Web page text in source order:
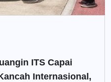
ITS Capai
Internasional,